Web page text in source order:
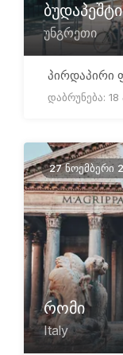
ბუდაპეშტი
უნგრეთი
პირდაპირი
დაბრუნება:
27 ნოემბერი
რომი
Italy